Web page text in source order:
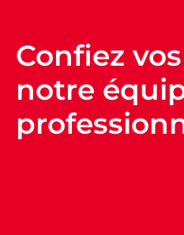
Confiez
notre